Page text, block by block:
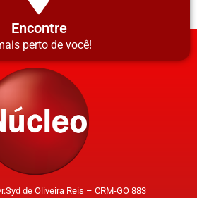
Encontre
perto de você!
de Oliveira Reis – CRM-GO 883